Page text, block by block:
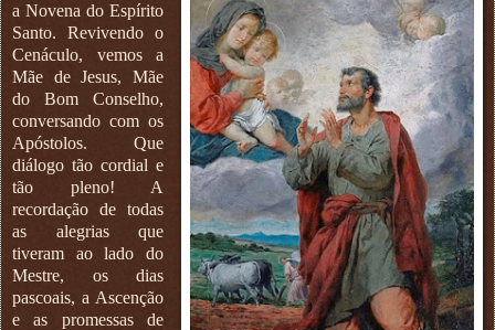
a Novena do Espírito
Santo. Revivendo o
Cenáculo, vemos a
Mãe de Jesus, Mãe
do Bom Conselho,
conversando com os
Apóstolos. Que
diálogo tão cordial e
tão pleno! A
recordação de todas
as alegrias que
tiveram ao lado do
Mestre, os dias
pascoais, a Ascenção
e as promessas de